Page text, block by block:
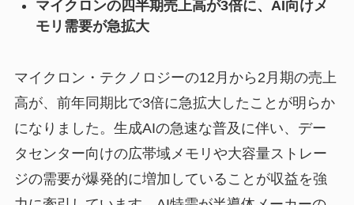
マイクロンの四半期売上高が3倍に、AI向けメ
モリ需要が急拡大
マイクロン・テクノロジーの12月から2月期の売上
高が、前年同期比で3倍に急拡大したことが明らか
になりました。生成AIの急速な普及に伴い、デー
タセンター向けの広帯域メモリや大容量ストレー
ジの需要が爆発的に増加していることが収益を強